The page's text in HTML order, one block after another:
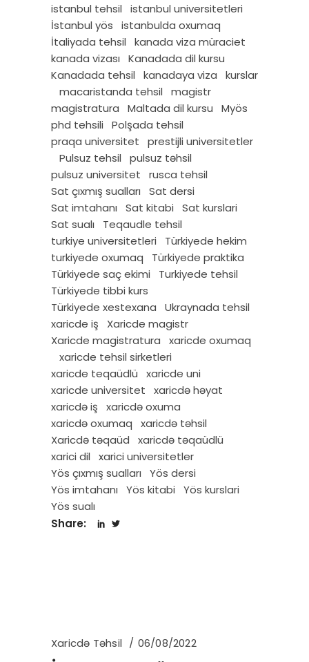
istanbul tehsil
istanbul universitetleri
İstanbul yös
istanbulda oxumaq
İtaliyada tehsil
kanada viza müraciet
kanada vizası
Kanadada dil kursu
Kanadada tehsil
kanadaya viza
kurslar
macaristanda tehsil
magistr
magistratura
Maltada dil kursu
Myös
phd tehsili
Polşada tehsil
praqa universitet
prestijli universitetler
Pulsuz tehsil
pulsuz təhsil
pulsuz universitet
rusca tehsil
Sat çıxmış sualları
Sat dersi
Sat imtahanı
Sat kitabi
Sat kurslari
Sat sualı
Teqaudle tehsil
turkiye universitetleri
Türkiyede hekim
turkiyede oxumaq
Türkiyede praktika
Türkiyede saç ekimi
Turkiyede tehsil
Türkiyede tibbi kurs
Türkiyede xestexana
Ukraynada tehsil
xaricde iş
Xaricde magistr
Xaricde magistratura
xaricde oxumaq
xaricde tehsil sirketleri
xaricde teqaüdlü
xaricde uni
xaricde universitet
xaricdə həyat
xaricdə iş
xaricdə oxuma
xaricdə oxumaq
xaricdə təhsil
Xaricdə təqaüd
xaricdə təqaüdlü
xarici dil
xarici universitetler
Yös çıxmış sualları
Yös dersi
Yös imtahanı
Yös kitabi
Yös kurslari
Yös sualı
Share:
Xaricdə Təhsil 06/08/2022